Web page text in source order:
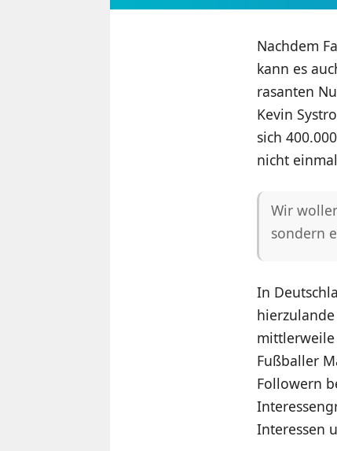
Nachdem
kann es
rasanten
Kevin
sich
nicht
Wir
sondern
In
Fußballer
Followern
Interessen